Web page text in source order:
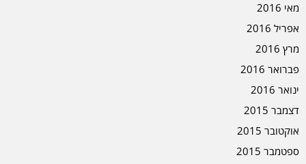
מאי 2016
אפריל 2016
מרץ 2016
פברואר 2016
ינואר 2016
דצמבר 2015
אוקטובר 2015
ספטמבר 2015